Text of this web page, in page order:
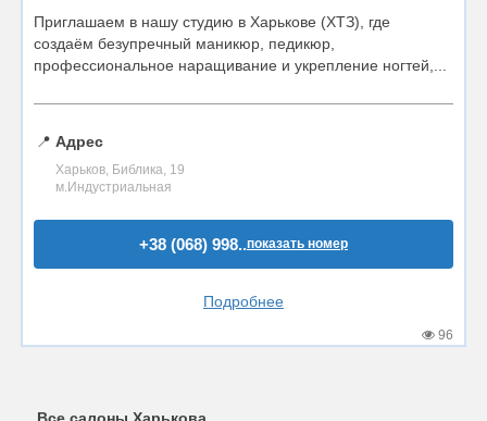
Приглашаем в нашу студию в Харькове (ХТЗ), где
создаём безупречный маникюр, педикюр,
профессиональное наращивание и укрепление ногтей,...
📍 Адрес
Харьков, Библика, 19
м.Индустриальная
+38 (068) 998..показать номер
Подробнее
96